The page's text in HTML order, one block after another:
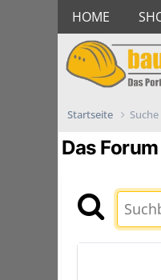
HOME
Startseite Suche
Das